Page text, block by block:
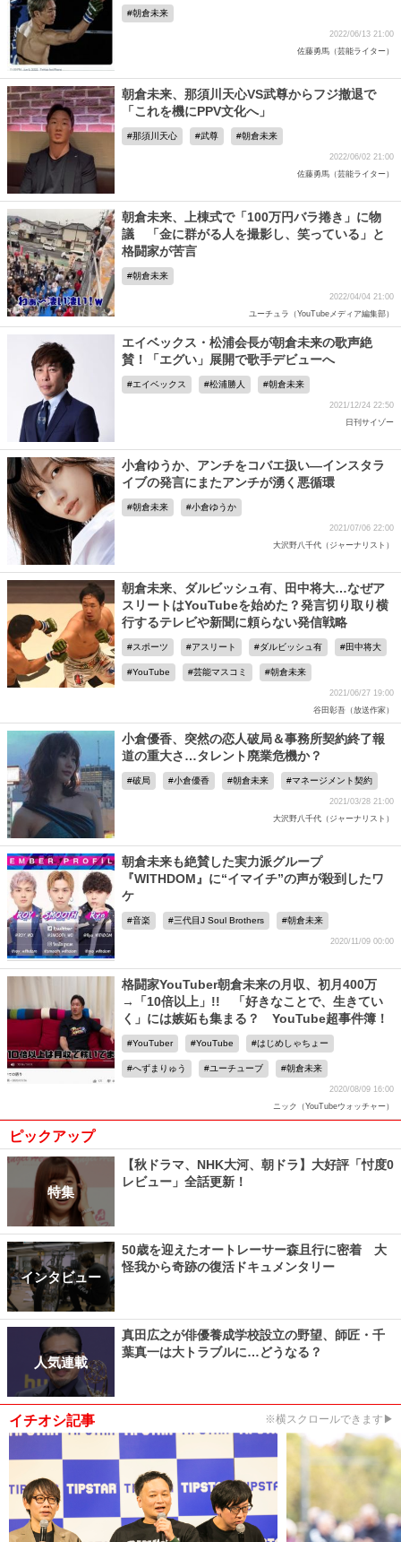
朝倉未来
2022/06/13 21:00
佐藤勇馬（芸能ライター）
朝倉未来、那須川天心VS武尊からフジ撤退で
「これを機にPPV文化へ」
那須川天心 武尊 朝倉未来
2022/06/02 21:00
佐藤勇馬（芸能ライター）
朝倉未来、上棟式で「100万円バラ捲き」に物
議 「金に群がる人を撮影し、笑っている」と
格闘家が苦言
朝倉未来
2022/04/04 21:00
ユーチュラ（YouTubeメディア編集部）
エイベックス・松浦会長が朝倉未来の歌声絶
賛！「エグい」展開で歌手デビューへ
エイベックス 松浦勝人 朝倉未来
2021/12/24 22:50
日刊サイゾー
小倉ゆうか、アンチをコバエ扱い―インスタラ
イブの発言にまたアンチが湧く悪循環
朝倉未来 小倉ゆうか
2021/07/06 22:00
大沢野八千代（ジャーナリスト）
朝倉未来、ダルビッシュ有、田中将大…なぜア
スリートはYouTubeを始めた？発言切り取り横
行するテレビや新聞に頼らない発信戦略
スポーツ アスリート ダルビッシュ有 田中将大
YouTube 芸能マスコミ 朝倉未来
2021/06/27 19:00
谷田彰吾（放送作家）
小倉優香、突然の恋人破局＆事務所契約終了報
道の重大さ…タレント廃業危機か？
破局 小倉優香 朝倉未来 マネージメント契約
2021/03/28 21:00
大沢野八千代（ジャーナリスト）
朝倉未来も絶賛した実力派グループ
『WITHDOM』に“イマイチ”の声が殺到したワ
ケ
音楽 三代目J Soul Brothers 朝倉未来
2020/11/09 00:00
格闘家YouTuber朝倉未来の月収、初月400万
→「10倍以上」!! 「好きなことで、生きてい
く」には嫉妬も集まる？ YouTube超事件簿！
YouTuber YouTube はじめしゃちょー
へずまりゅう ユーチューブ 朝倉未来
2020/08/09 16:00
ニック（YouTubeウォッチャー）
ピックアップ
特集
【秋ドラマ、NHK大河、朝ドラ】大好評「忖度0
レビュー」全話更新！
インタビュー
50歳を迎えたオートレーサー森且行に密着 大
怪我から奇跡の復活ドキュメンタリー
人気連載
真田広之が俳優養成学校設立の野望、師匠・千
葉真一は大トラブルに…どうなる？
イチオシ記事 ※横スクロールできます▶